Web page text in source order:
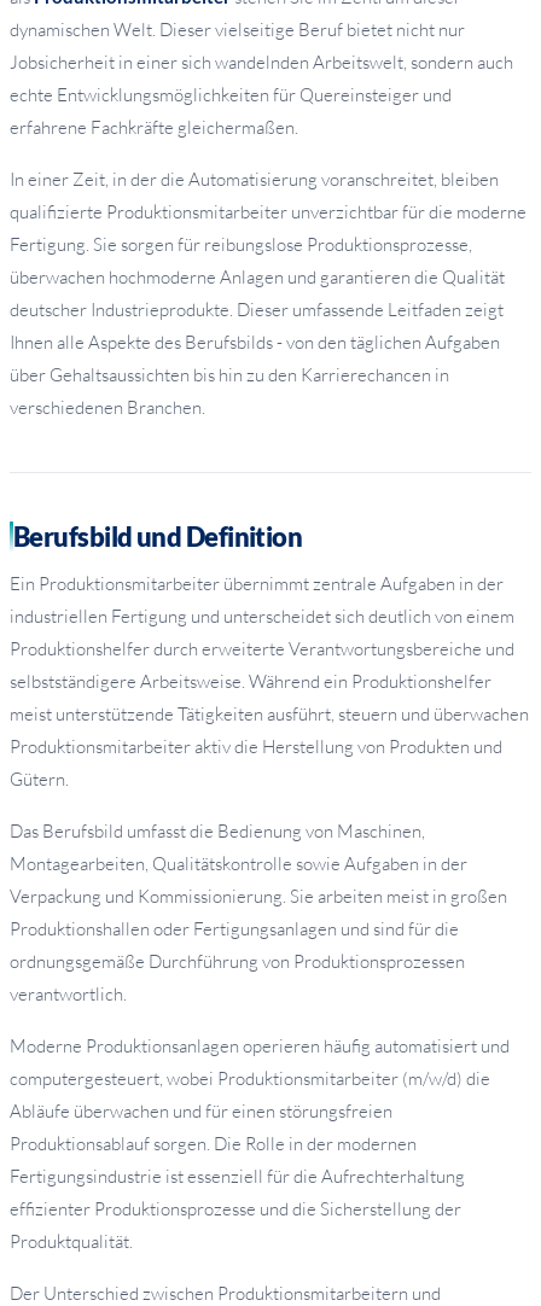
dynamischen Welt. Dieser vielseitige Beruf bietet nicht nur
Jobsicherheit in einer sich wandelnden Arbeitswelt, sondern auch
echte Entwicklungsmöglichkeiten für Quereinsteiger und
erfahrene Fachkräfte gleichermaßen.
In einer Zeit, in der die Automatisierung voranschreitet, bleiben
qualifizierte Produktionsmitarbeiter unverzichtbar für die moderne
Fertigung. Sie sorgen für reibungslose Produktionsprozesse,
überwachen hochmoderne Anlagen und garantieren die Qualität
deutscher Industrieprodukte. Dieser umfassende Leitfaden zeigt
Ihnen alle Aspekte des Berufsbilds - von den täglichen Aufgaben
über Gehaltsaussichten bis hin zu den Karrierechancen in
verschiedenen Branchen.
Berufsbild und Definition
Ein Produktionsmitarbeiter übernimmt zentrale Aufgaben in der
industriellen Fertigung und unterscheidet sich deutlich von einem
Produktionshelfer durch erweiterte Verantwortungsbereiche und
selbstständigere Arbeitsweise. Während ein Produktionshelfer
meist unterstützende Tätigkeiten ausführt, steuern und überwachen
Produktionsmitarbeiter aktiv die Herstellung von Produkten und
Gütern.
Das Berufsbild umfasst die Bedienung von Maschinen,
Montagearbeiten, Qualitätskontrolle sowie Aufgaben in der
Verpackung und Kommissionierung. Sie arbeiten meist in großen
Produktionshallen oder Fertigungsanlagen und sind für die
ordnungsgemäße Durchführung von Produktionsprozessen
verantwortlich.
Moderne Produktionsanlagen operieren häufig automatisiert und
computergesteuert, wobei Produktionsmitarbeiter (m/w/d) die
Abläufe überwachen und für einen störungsfreien
Produktionsablauf sorgen. Die Rolle in der modernen
Fertigungsindustrie ist essenziell für die Aufrechterhaltung
effizienter Produktionsprozesse und die Sicherstellung der
Produktqualität.
Der Unterschied zwischen Produktionsmitarbeitern und